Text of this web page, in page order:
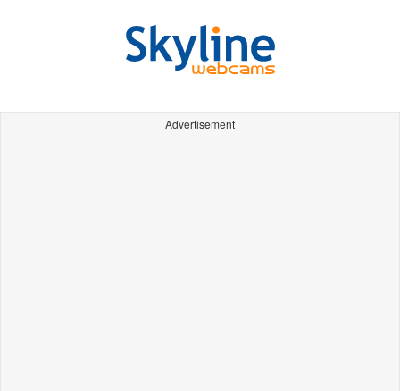
Advertisement